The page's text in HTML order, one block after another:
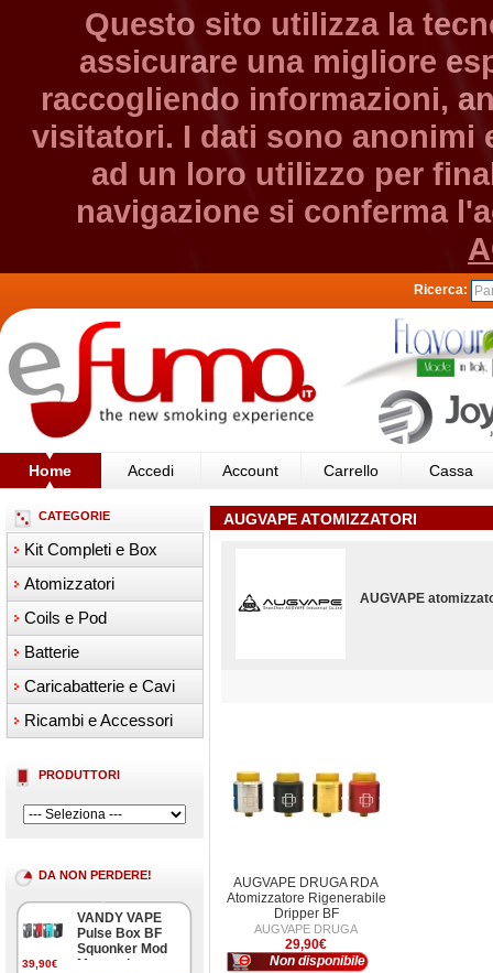
Questo sito utilizza la
assicurare una migliore
raccogliendo informazioni,
visitatori. I dati sono anonimi
ad un loro utilizzo per
navigazione si conferma
Ricerca:
Home Accedi Account Carrello Cassa
CATEGORIE
Kit Completi e Box
Atomizzatori
Coils e Pod
Batterie
Caricabatterie e Cavi
Ricambi e Accessori
PRODUTTORI
DA NON PERDERE!
39,90€
VANDY VAPE
Pulse Box BF
Squonker Mod
Meccanica
AUGVAPE ATOMIZZATORI
AUGVAPE
AUGVAPE DRUGA RDA
Atomizzatore Rigenerabile
Dripper BF
AUGVAPE DRUGA
29,90€
Non disponibile